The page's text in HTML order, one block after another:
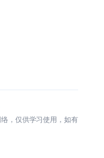
，仅供学习使用，如有